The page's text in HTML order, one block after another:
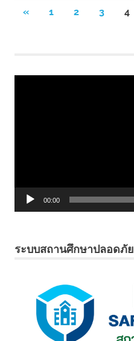
Posts
«PREVIOUS
1 2 3 4
00:00
ระบบสถานศึกษาปลอดภัย